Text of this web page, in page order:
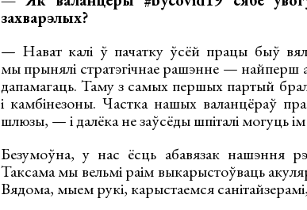
захварэлых?
— Нават калі ў пачатку ўсёй працы быў
мы прынялі стратэгічнае рашэнне —
дапамагаць. Таму з самых першых партый
і камбінезоны. Частка нашых валанцёраў
шлюзы, — і далёка не заўсёды шпіталі могуць
Безумоўна, у нас ёсць абавязак нашэння
Таксама мы вельмі раім выкарыстоўваць
Вядома, мыем рукі, карыстаемся